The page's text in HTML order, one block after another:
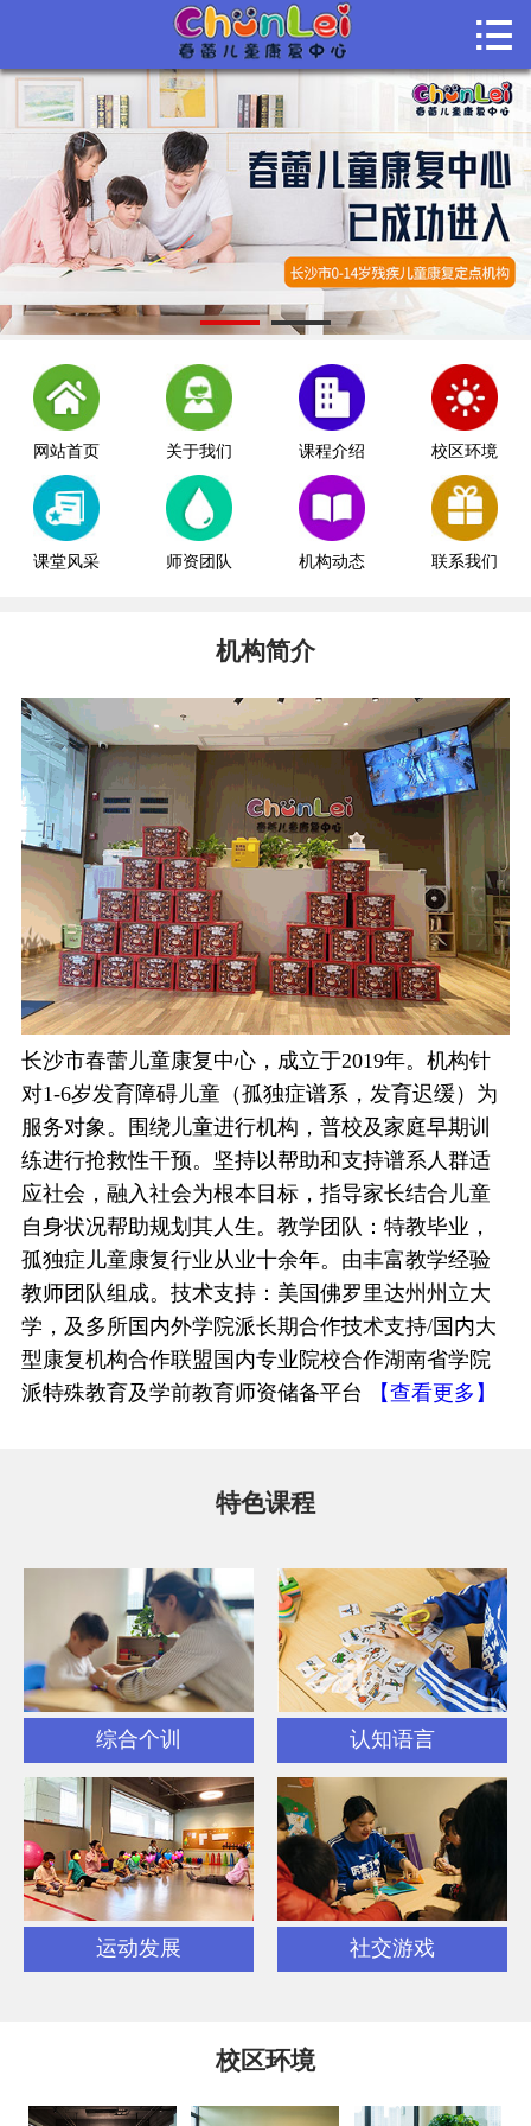
关于我们
课程介绍
课堂风采
师资团队
机构动态
联系我们

网站首页 关于我们 课程介绍 校区环境
课堂风采 师资团队 机构动态 联系我们
机构简介
长沙市春蕾儿童康复中心，成立于2019年。机构针
对1-6岁发育障碍儿童（孤独症谱系，发育迟缓）为
服务对象。围绕儿童进行机构，普校及家庭早期训
练进行抢救性干预。坚持以帮助和支持谱系人群适
应社会，融入社会为根本目标，指导家长结合儿童
自身状况帮助规划其人生。教学团队：特教毕业，
孤独症儿童康复行业从业十余年。由丰富教学经验
教师团队组成。技术支持：美国佛罗里达州州立大
学，及多所国内外学院派长期合作技术支持/国内大
型康复机构合作联盟国内专业院校合作湖南省学院
派特殊教育及学前教育师资储备平台
【查看更多】
特色课程
综合个训 认知语言
运动发展 社交游戏
校区环境